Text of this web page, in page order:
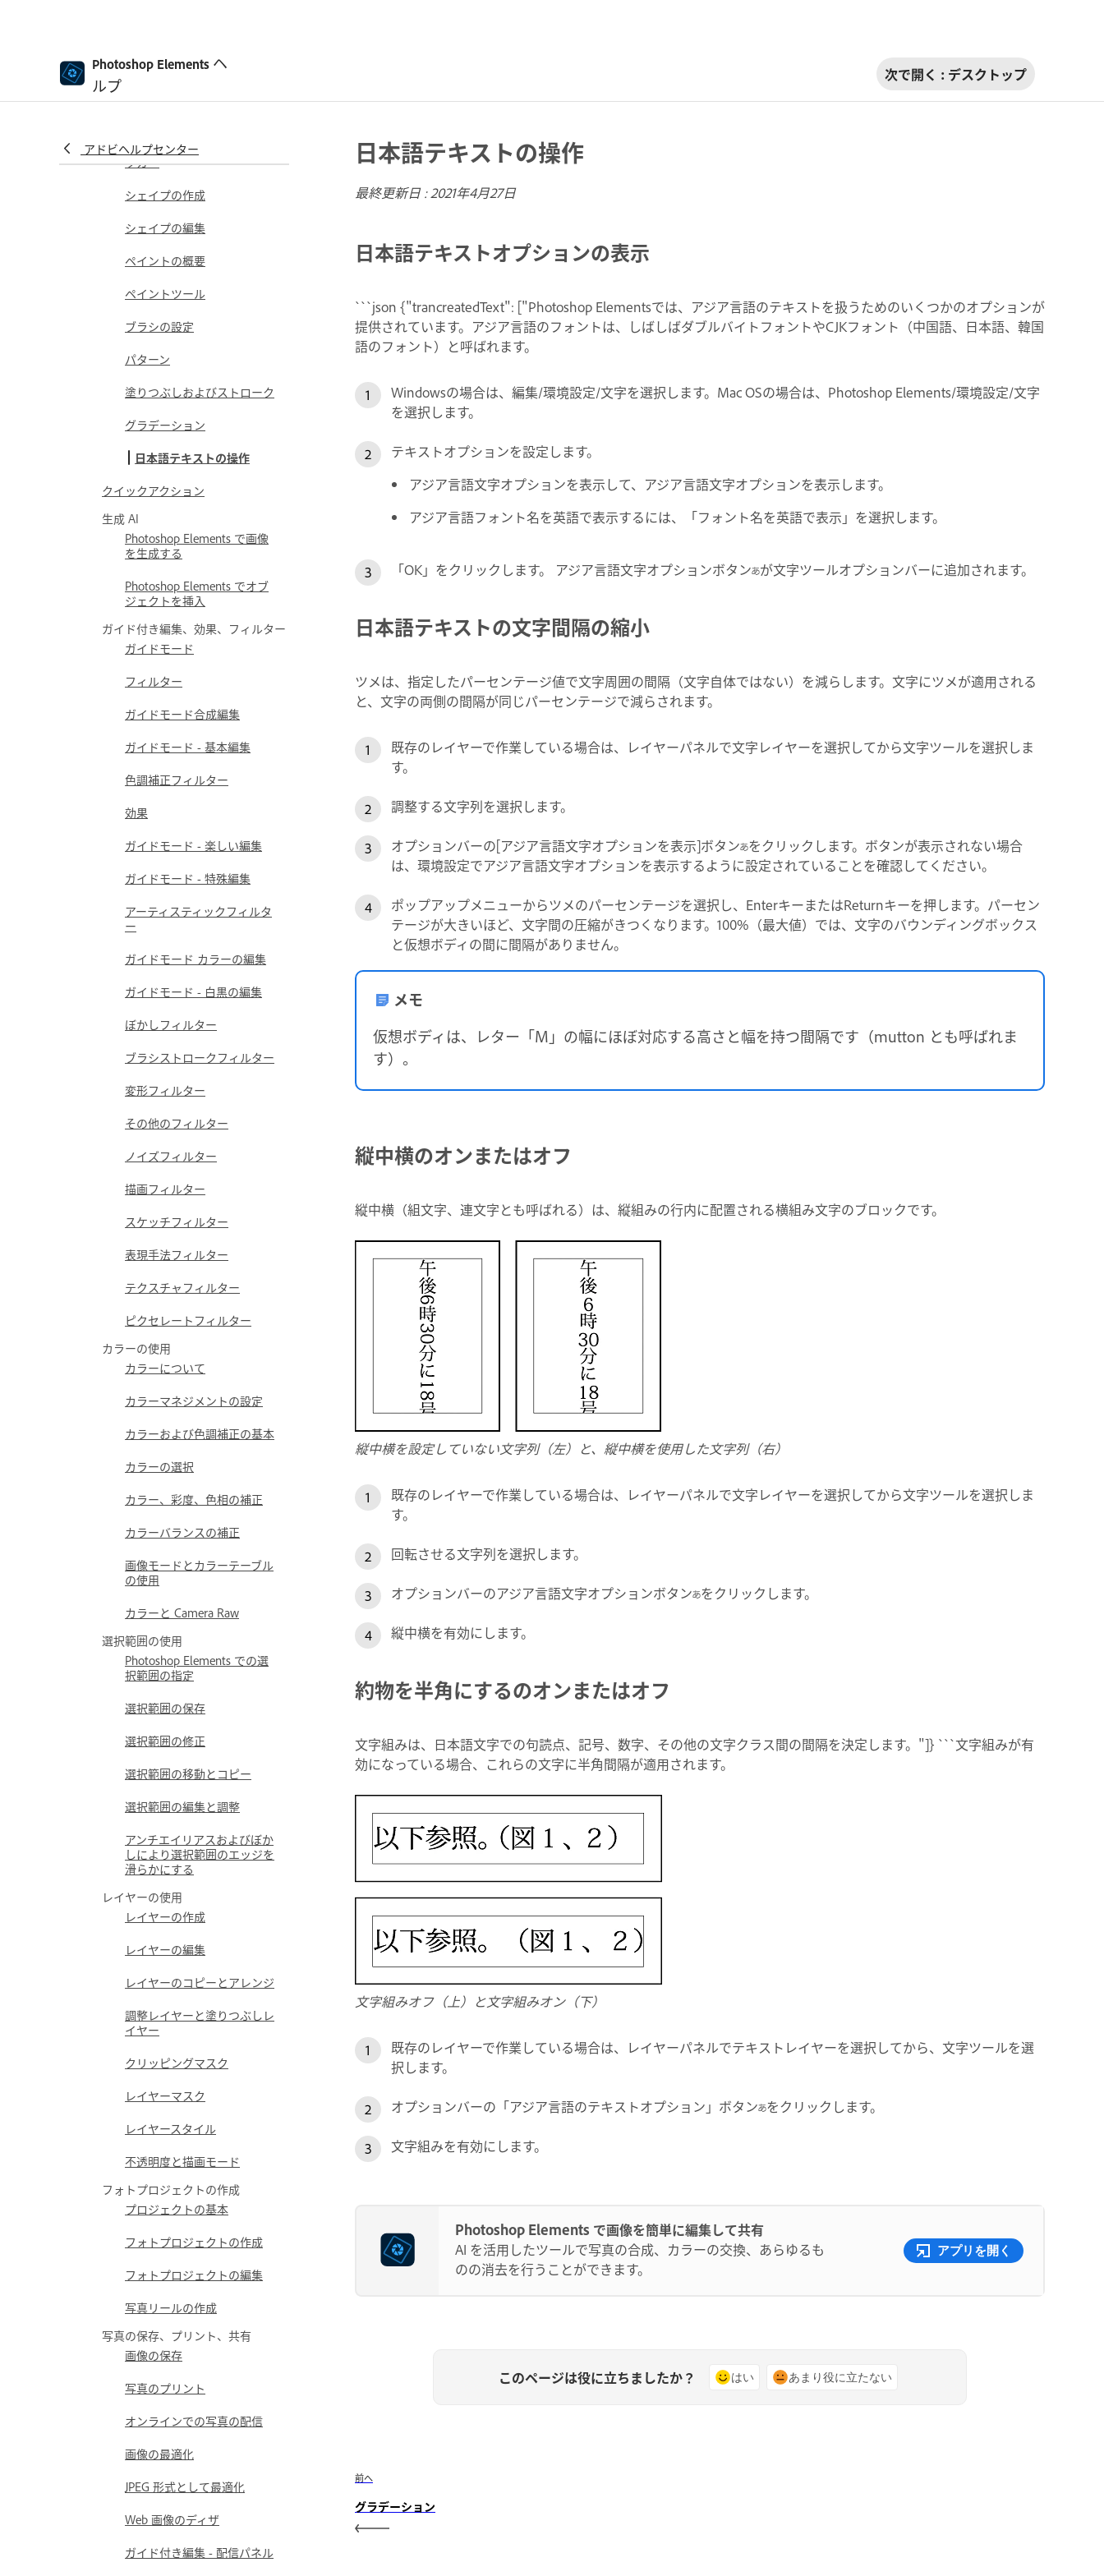
Photoshop Elements ヘ
ルプ
次で開く : デスクトップ
アドビヘルプセンター
シェイプおよびテキストの追加
言語サポート付きスペルチェ
ッカー
シェイプの作成
シェイプの編集
ペイントの概要
ペイントツール
ブラシの設定
パターン
塗りつぶしおよびストローク
グラデーション
日本語テキストの操作
クイックアクション
生成 AI
Photoshop Elements で画像
を生成する
Photoshop Elements でオブ
ジェクトを挿入
ガイド付き編集、効果、フィルター
ガイドモード
フィルター
ガイドモード合成編集
ガイドモード - 基本編集
色調補正フィルター
効果
ガイドモード - 楽しい編集
ガイドモード - 特殊編集
アーティスティックフィルタ
ー
ガイドモード カラーの編集
ガイドモード - 白黒の編集
ぼかしフィルター
ブラシストロークフィルター
変形フィルター
その他のフィルター
ノイズフィルター
描画フィルター
スケッチフィルター
表現手法フィルター
テクスチャフィルター
ピクセレートフィルター
カラーの使用
カラーについて
カラーマネジメントの設定
カラーおよび色調補正の基本
カラーの選択
カラー、彩度、色相の補正
カラーバランスの補正
画像モードとカラーテーブル
の使用
カラーと Camera Raw
選択範囲の使用
Photoshop Elements での選
択範囲の指定
選択範囲の保存
選択範囲の修正
選択範囲の移動とコピー
選択範囲の編集と調整
アンチエイリアスおよびぼか
しにより選択範囲のエッジを
滑らかにする
レイヤーの使用
レイヤーの作成
レイヤーの編集
レイヤーのコピーとアレンジ
調整レイヤーと塗りつぶしレ
イヤー
クリッピングマスク
レイヤーマスク
レイヤースタイル
不透明度と描画モード
フォトプロジェクトの作成
プロジェクトの基本
フォトプロジェクトの作成
フォトプロジェクトの編集
写真リールの作成
写真の保存、プリント、共有
画像の保存
写真のプリント
オンラインでの写真の配信
画像の最適化
JPEG 形式として最適化
Web 画像のディザ
ガイド付き編集 - 配信パネル
日本語テキストの操作
最終更新日 :2021年4月27日
日本語テキストオプションの表示
```json {"trancreatedText": ["Photoshop Elementsでは、アジア言語のテキストを扱うためのいくつかのオプションが
提供されています。アジア言語のフォントは、しばしばダブルバイトフォントやCJKフォント（中国語、日本語、韓国
語のフォント）と呼ばれます。
Windowsの場合は、編集/環境設定/文字を選択します。Mac OSの場合は、Photoshop Elements/環境設定/文字
を選択します。
テキストオプションを設定します。
アジア言語文字オプションを表示して、アジア言語文字オプションを表示します。
アジア言語フォント名を英語で表示するには、「フォント名を英語で表示」を選択します。
「OK」をクリックします。 アジア言語文字オプションボタン が文字ツールオプションバーに追加されます。
日本語テキストの文字間隔の縮小
ツメは、指定したパーセンテージ値で文字周囲の間隔（文字自体ではない）を減らします。文字にツメが適用される
と、文字の両側の間隔が同じパーセンテージで減らされます。
既存のレイヤーで作業している場合は、レイヤーパネルで文字レイヤーを選択してから文字ツールを選択しま
す。
調整する文字列を選択します。
オプションバーの[アジア言語文字オプションを表示]ボタン をクリックします。ボタンが表示されない場合
は、環境設定でアジア言語文字オプションを表示するように設定されていることを確認してください。
ポップアップメニューからツメのパーセンテージを選択し、EnterキーまたはReturnキーを押します。パーセン
テージが大きいほど、文字間の圧縮がきつくなります。100%（最大値）では、文字のバウンディングボックス
と仮想ボディの間に間隔がありません。
メモ
仮想ボディは、レター「M」の幅にほぼ対応する高さと幅を持つ間隔です（mutton とも呼ばれま
す）。
縦中横のオンまたはオフ
縦中横（組文字、連文字とも呼ばれる）は、縦組みの行内に配置される横組み文字のブロックです。
縦中横を設定していない文字列（左）と、縦中横を使用した文字列（右）
既存のレイヤーで作業している場合は、レイヤーパネルで文字レイヤーを選択してから文字ツールを選択しま
す。
回転させる文字列を選択します。
オプションバーのアジア言語文字オプションボタン をクリックします。
縦中横を有効にします。
約物を半角にするのオンまたはオフ
文字組みは、日本語文字での句読点、記号、数字、その他の文字クラス間の間隔を決定します。"]} ```文字組みが有
効になっている場合、これらの文字に半角間隔が適用されます。
文字組みオフ（上）と文字組みオン（下）
既存のレイヤーで作業している場合は、レイヤーパネルでテキストレイヤーを選択してから、文字ツールを選
択します。
オプションバーの「アジア言語のテキストオプション」ボタン をクリックします。
文字組みを有効にします。
Photoshop Elements で画像を簡単に編集して共有
AI を活用したツールで写真の合成、カラーの交換、あらゆるも
のの消去を行うことができます。
アプリを開く
このページは役に立ちましたか？ はい あまり役に立たない
前へ
グラデーション